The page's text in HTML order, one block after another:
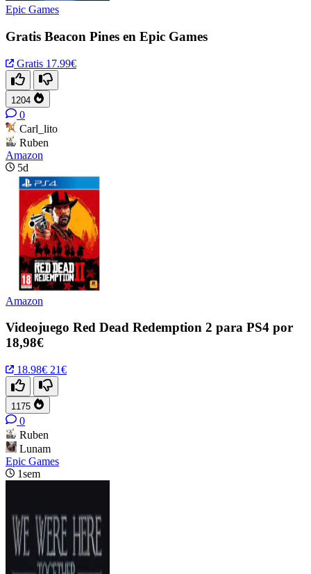
Epic Games
Gratis Beacon Pines en Epic Games
Gratis 17.99€
1204
0
Carl_lito
Ruben
Amazon
5d
Amazon
Videojuego Red Dead Redemption 2 para PS4 por
18,98€
18.98€ 21€
1175
0
Ruben
Lunam
Epic Games
1sem